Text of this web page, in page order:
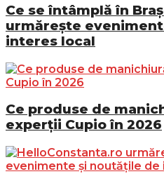
Ce se întâmplă în
urmărește
interes local
Ce produse de
experții Cupio în 2026